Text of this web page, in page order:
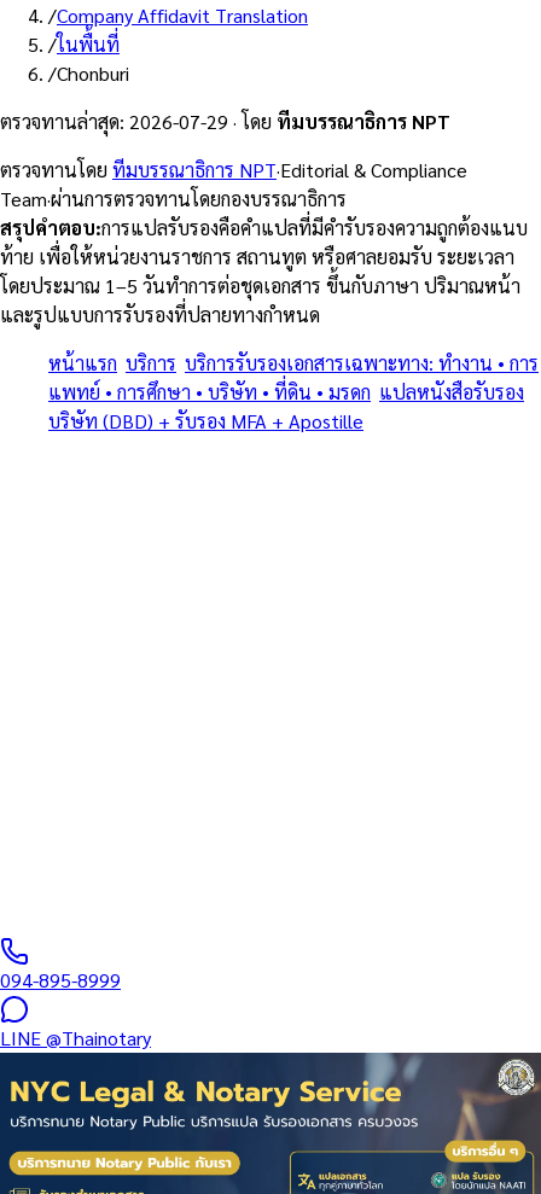
/Company Affidavit Translation
/ในพื้นที่
/Chonburi
ตรวจทานล่าสุด: 2026-07-29 · โดย ทีมบรรณาธิการ NPT
ตรวจทานโดย ทีมบรรณาธิการ NPT·Editorial & Compliance
Team·ผ่านการตรวจทานโดยกองบรรณาธิการ
สรุปคำตอบ:การแปลรับรองคือคำแปลที่มีคำรับรองความถูกต้องแนบ
ท้าย เพื่อให้หน่วยงานราชการ สถานทูต หรือศาลยอมรับ ระยะเวลา
โดยประมาณ 1–5 วันทำการต่อชุดเอกสาร ขึ้นกับภาษา ปริมาณหน้า
และรูปแบบการรับรองที่ปลายทางกำหนด
หน้าแรก บริการ บริการรับรองเอกสารเฉพาะทาง: ทำงาน • การ
แพทย์ • การศึกษา • บริษัท • ที่ดิน • มรดก แปลหนังสือรับรอง
บริษัท (DBD) + รับรอง MFA + Apostille
094-895-8999
LINE@Thainotary